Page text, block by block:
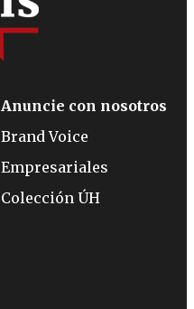
Anuncie con nosotros
Brand Voice
Empresariales
Colección ÚH